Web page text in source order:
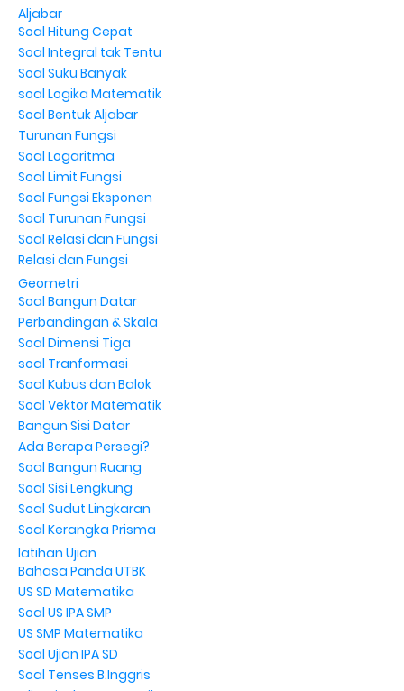
Aljabar
Soal Hitung Cepat
Soal Integral tak Tentu
Soal Suku Banyak
soal Logika Matematik
Soal Bentuk Aljabar
Turunan Fungsi
Soal Logaritma
Soal Limit Fungsi
Soal Fungsi Eksponen
Soal Turunan Fungsi
Soal Relasi dan Fungsi
Relasi dan Fungsi
Geometri
Soal Bangun Datar
Perbandingan & Skala
Soal Dimensi Tiga
soal Tranformasi
Soal Kubus dan Balok
Soal Vektor Matematik
Bangun Sisi Datar
Ada Berapa Persegi?
Soal Bangun Ruang
Soal Sisi Lengkung
Soal Sudut Lingkaran
Soal Kerangka Prisma
latihan Ujian
Bahasa Panda UTBK
US SD Matematika
Soal US IPA SMP
US SMP Matematika
Soal Ujian IPA SD
Soal Tenses B.Inggris